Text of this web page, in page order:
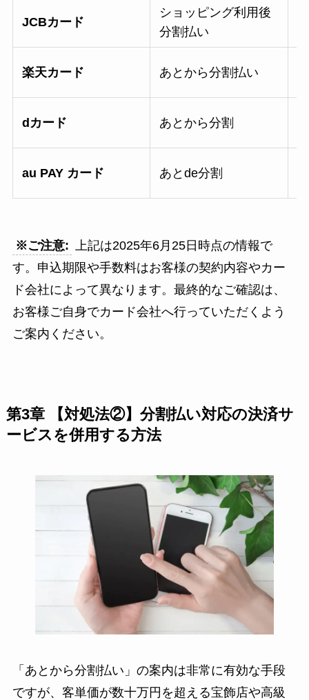
JCBカード
ショッピング利用後
分割払い
楽天カード あとから分割払い
dカード あとから分割
au PAY カード あとde分割
※ご注意: 上記は2025年6月25日時点の情報で
す。申込期限や手数料はお客様の契約内容やカー
ド会社によって異なります。最終的なご確認は、
お客様ご自身でカード会社へ行っていただくよう
ご案内ください。
第3章 【対処法②】分割払い対応の決済サ
ービスを併用する方法
「あとから分割払い」の案内は非常に有効な手段
ですが、客単価が数十万円を超える宝飾店や高級